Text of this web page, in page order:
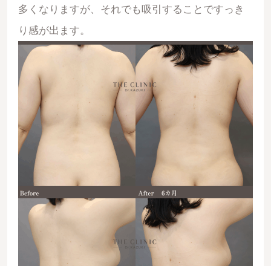
多くなりますが、それでも吸引することですっき
り感が出ます。